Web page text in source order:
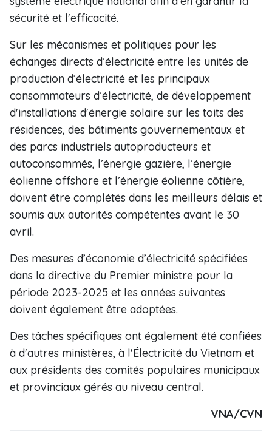
sécurité et l'efficacité.
Sur les mécanismes et politiques pour les
échanges directs d’électricité entre les unités de
production d’électricité et les principaux
consommateurs d’électricité, de développement
d'installations d'énergie solaire sur les toits des
résidences, des bâtiments gouvernementaux et
des parcs industriels autoproducteurs et
autoconsommés, l’énergie gazière, l’énergie
éolienne offshore et l’énergie éolienne côtière,
doivent être complétés dans les meilleurs délais et
soumis aux autorités compétentes avant le 30
avril.
Des mesures d’économie d’électricité spécifiées
dans la directive du Premier ministre pour la
période 2023-2025 et les années suivantes
doivent également être adoptées.
Des tâches spécifiques ont également été confiées
à d'autres ministères, à l'Électricité du Vietnam et
aux présidents des comités populaires municipaux
et provinciaux gérés au niveau central.
VNA/CVN